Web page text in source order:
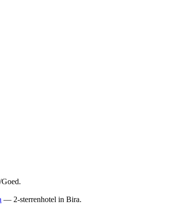
— 2-sterrenhotel in Bira.